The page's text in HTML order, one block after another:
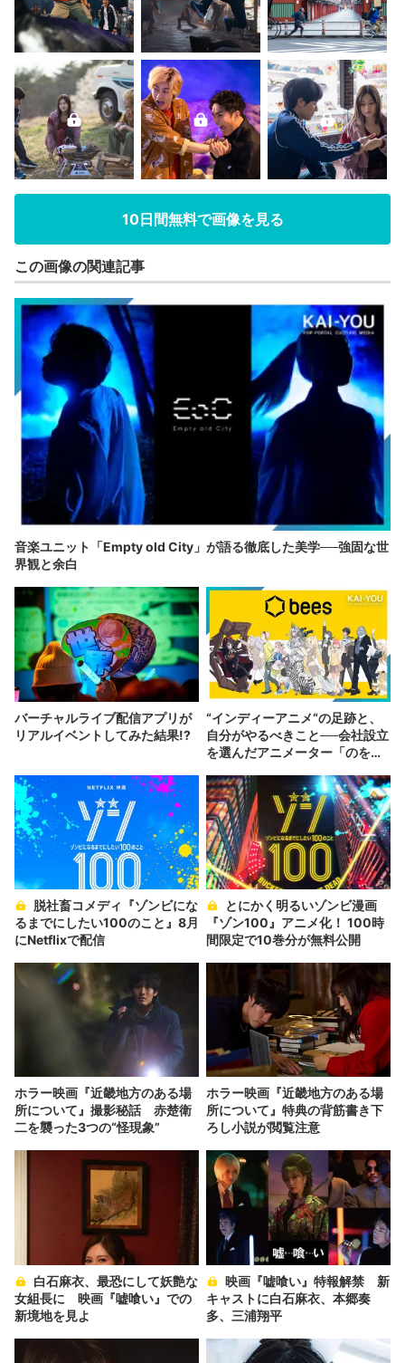
10日間無料で画像を見る
この画像の関連記事
音楽ユニット「Empty old City」が語る徹底した美学──強固な世
界観と余白
バーチャルライブ配信アプリが
リアルイベントしてみた結果!?
“インディーアニメ“の足跡と、
自分がやるべきこと──会社設立
を選んだアニメーター「のを
るまでにしたい100のこと』8月
にNetflixで配信
『ゾン100』アニメ化！ 100時
間限定で10巻分が無料公開
ホラー映画『近畿地方のある場
所について』撮影秘話 赤楚衛
二を襲った3つの“怪現象”
ホラー映画『近畿地方のある場
所について』特典の背筋書き下
ろし小説が閲覧注意
女組長に 映画『嘘喰い』での
新境地を見よ
キャストに白石麻衣、本郷奏
多、三浦翔平